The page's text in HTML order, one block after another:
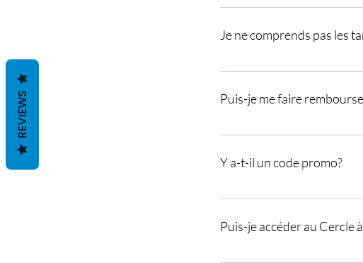
Pour ce programme, le
Je ne comprends pas les
Offf coursseee ! Il existe 2 tarifs
l'introspection Option 2: ALL IN
Puis-je me faire
L'annulation est possible jusqu'à
Y a-t-il un code promo?
Vous pouvez bénéficier de 10%
Puis-je accéder au Cercle
REVIEWS